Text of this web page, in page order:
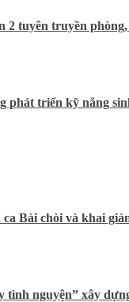
2 tuyên truyền
phát triển kỹ năng
Bài chòi và khai
nguyện” xây